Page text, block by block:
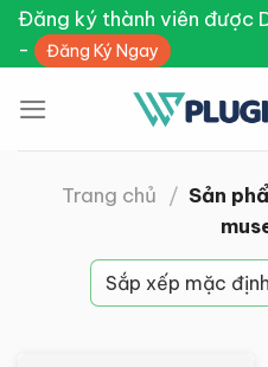
Skip
content
Đăng ký thành viên được
-
Đăng Ký Ngay
Trang chủ / Sản